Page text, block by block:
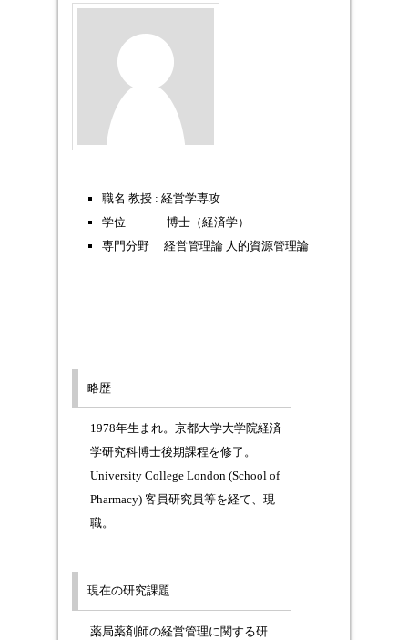
職名 教授 : 経営学専攻
学位 博士（経済学）
専門分野 経営管理論 人的資源管理論
略歴
1978年生まれ。京都大学大学院経済
学研究科博士後期課程を修了。
University College London (School of
Pharmacy) 客員研究員等を経て、現
職。
現在の研究課題
薬局薬剤師の経営管理に関する研